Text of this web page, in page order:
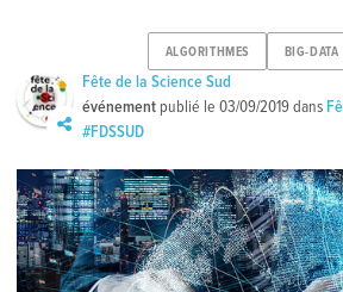
ALGORITHMES BIG-DATA
Fête de la Science Sud
événement publié le03/09/2019dans
#FDSSUD